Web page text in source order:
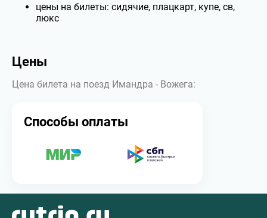
цены на билеты: сидячие, плацкарт, купе, св,
люкс
Цены
Цена билета на поезд Имандра - Вожега:
Способы оплаты